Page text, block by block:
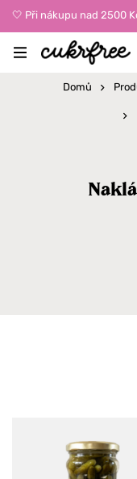
🤍 Při nákupu nad 2500
UPOZORNĚNÍ: Během
BOXů umístěných uvnitř
Domů